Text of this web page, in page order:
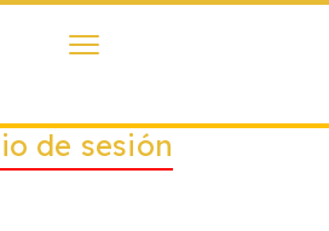
de sesión